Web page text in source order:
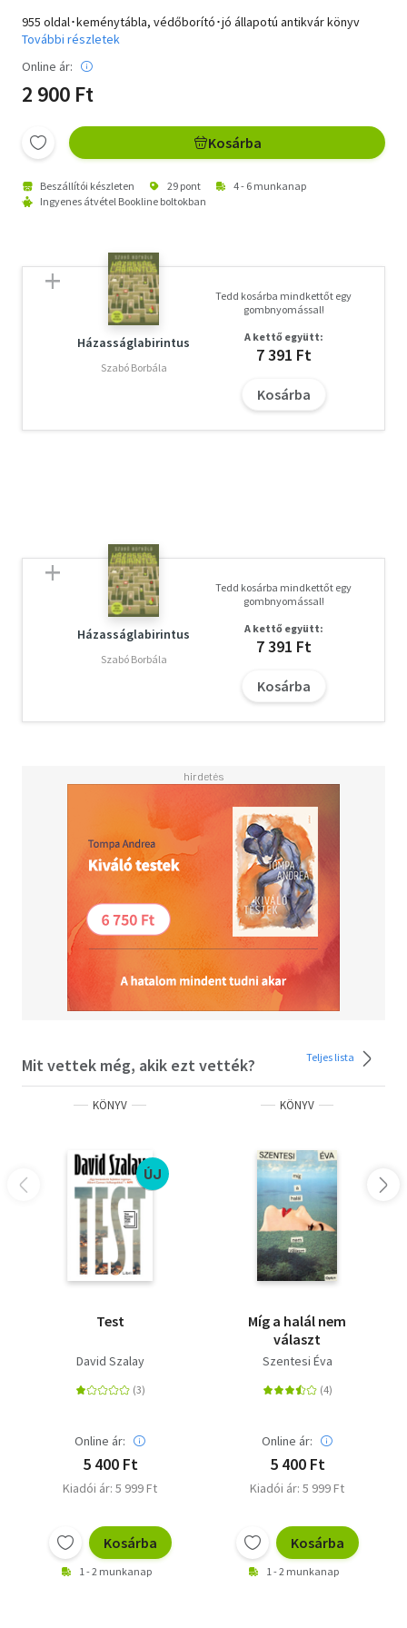
955 oldal･keménytábla, védőborító･jó állapotú antikvár könyv
További részletek
Online ár:
2 900 Ft
Kosárba
Beszállítói készleten 29 pont
4 - 6 munkanap
Ingyenes átvétel Bookline boltokban
Házasságlabirintus
Szabó Borbála
Tedd kosárba mindkettőt egy
gombnyomással!
A kettő együtt:
7 391 Ft
Kosárba
Házasságlabirintus
Szabó Borbála
Tedd kosárba mindkettőt egy
gombnyomással!
A kettő együtt:
7 391 Ft
Kosárba
Mit vettek még, akik ezt vették? Teljes lista
KÖNYV
ÚJ
Test
David Szalay
Online ár:
5 400 Ft
Kiadói ár: 5 999 Ft
Kosárba
1 - 2 munkanap
KÖNYV
Míg a halál nem
választ
Szentesi Éva
Online ár:
5 400 Ft
Kiadói ár: 5 999 Ft
Kosárba
1 - 2 munkanap